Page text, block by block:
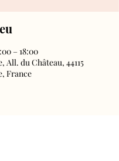
– 18:00
du Château, 44115
France